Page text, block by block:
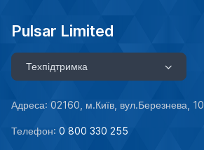
Pulsar Limited
Техпідтримка
Адреса: 02160, м.Київ, вул.Березнева, 10
Телефон: 0 800 330 255